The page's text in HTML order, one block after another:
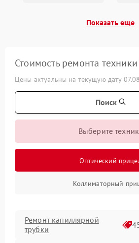
Показать еще
Стоимость ремонта
Цены актуальны на текущую дату
Поиск
Выберите
Оптический
Коллиматорный
Ремонт капиллярной
трубки